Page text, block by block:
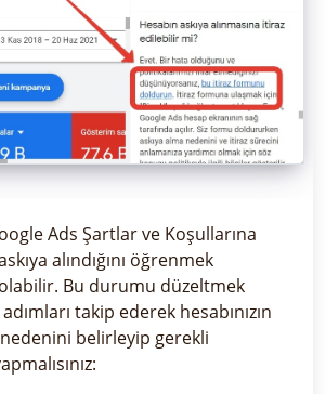
Ads Şartlar ve Koşullarına
alındığını öğrenmek
Bu durumu düzeltmek
takip ederek hesabınızın
nedenini belirleyip gerekli